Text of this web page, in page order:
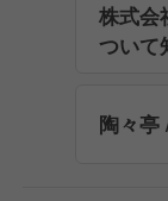
株式会
ついて
陶々亭